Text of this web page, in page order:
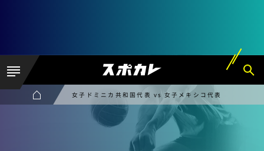
女子ドミニカ共和国代表 vs 女子メキシコ代表